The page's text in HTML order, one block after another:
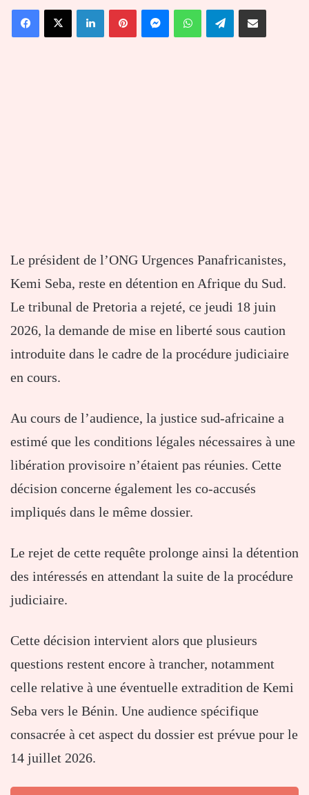
courriel
FacebookX LinkedinPinterestMessengerWhatsAppTelegramPartager par email
Le président de l’ONG Urgences Panafricanistes,
Kemi Seba, reste en détention en Afrique du Sud.
Le tribunal de Pretoria a rejeté, ce jeudi 18 juin
2026, la demande de mise en liberté sous caution
introduite dans le cadre de la procédure judiciaire
en cours.
Au cours de l’audience, la justice sud-africaine a
estimé que les conditions légales nécessaires à une
libération provisoire n’étaient pas réunies. Cette
décision concerne également les co-accusés
impliqués dans le même dossier.
Le rejet de cette requête prolonge ainsi la détention
des intéressés en attendant la suite de la procédure
judiciaire.
Cette décision intervient alors que plusieurs
questions restent encore à trancher, notamment
celle relative à une éventuelle extradition de Kemi
Seba vers le Bénin. Une audience spécifique
consacrée à cet aspect du dossier est prévue pour le
14 juillet 2026.